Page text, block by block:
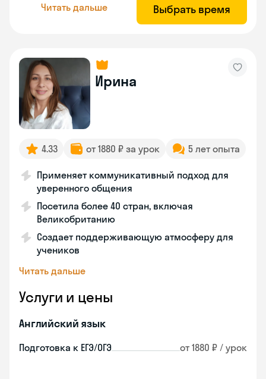
Читать дальше Выбрать время
Ирина
4.33 от 1880 ₽ за урок 5 лет опыта
Применяет коммуникативный подход для
уверенного общения
Посетила более 40 стран, включая
Великобританию
Создает поддерживающую атмосферу для
учеников
Читать дальше
Услуги и цены
Английский язык
Подготовка к ЕГЭ/ОГЭ от 1880 ₽ / урок